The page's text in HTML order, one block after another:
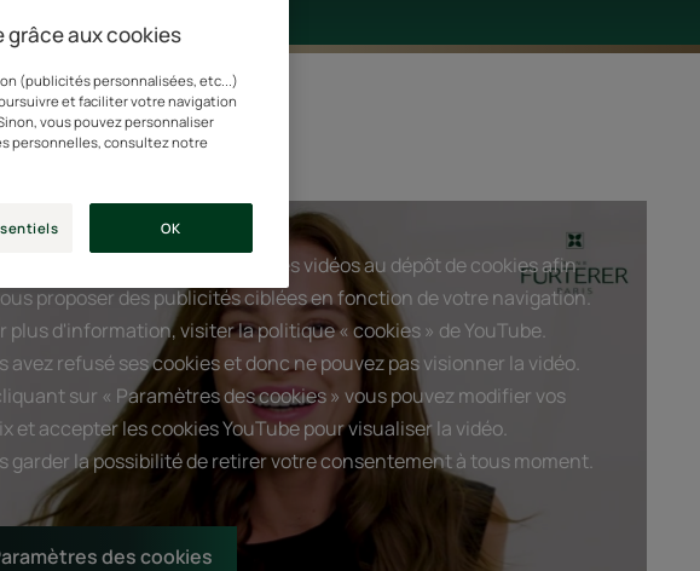
conditionne la lecture de ses vidéos au dépôt de cookies afin
proposer des publicités ciblées en fonction de votre navigation.
plus d'information, visiter la politique « cookies » de YouTube.
avez refusé ses cookies et donc ne pouvez pas visionner la vidéo.
sur « Paramètres des cookies » vous pouvez modifier vos
et accepter les cookies YouTube pour visualiser la vidéo.
garder la possibilité de retirer votre consentement à tous moment.
des cookies
grâce aux cookies
(publicités personnalisées, etc...)
et faciliter votre navigation
vous pouvez personnaliser
personnelles, consultez notre
OK